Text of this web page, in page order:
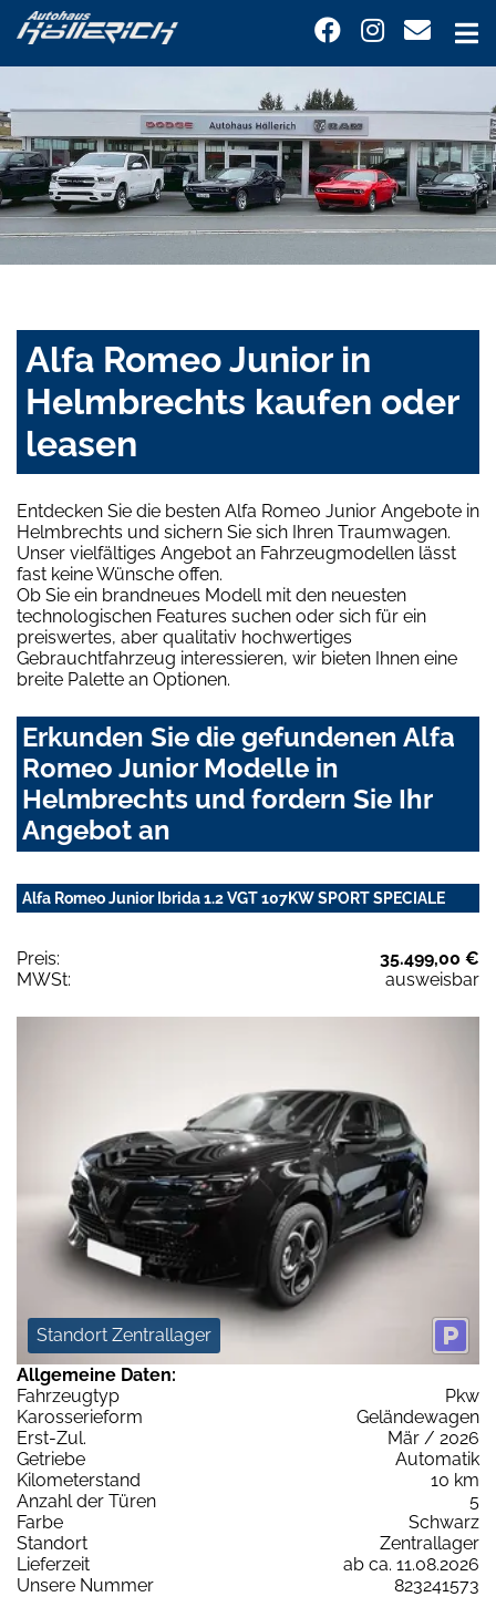
Alfa Romeo Junior in
Helmbrechts kaufen oder
leasen
Entdecken Sie die besten Alfa Romeo Junior Angebote in
Helmbrechts und sichern Sie sich Ihren Traumwagen.
Unser vielfältiges Angebot an Fahrzeugmodellen lässt
fast keine Wünsche offen.
Ob Sie ein brandneues Modell mit den neuesten
technologischen Features suchen oder sich für ein
preiswertes, aber qualitativ hochwertiges
Gebrauchtfahrzeug interessieren, wir bieten Ihnen eine
breite Palette an Optionen.
Erkunden Sie die gefundenen Alfa
Romeo Junior Modelle in
Helmbrechts und fordern Sie Ihr
Angebot an
Alfa Romeo Junior Ibrida 1.2 VGT 107KW SPORT SPECIALE
Preis:
35.499,00 €
MWSt:
ausweisbar
Standort Zentrallager
Allgemeine Daten:
Fahrzeugtyp
Pkw
Karosserieform
Geländewagen
Erst-Zul.
Mär / 2026
Getriebe
Automatik
Kilometerstand
10 km
Anzahl der Türen
5
Farbe
Schwarz
Standort
Zentrallager
Lieferzeit
ab ca. 11.08.2026
Unsere Nummer
823241573